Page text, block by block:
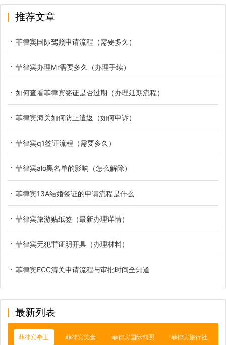
推荐文章
菲律宾国际驾照申请流程（需要多久）
菲律宾办理Mr需要多久（办理手续）
如何查看菲律宾签证是否过期（办理延期流程）
菲律宾海关如何防止遣返（如何申诉）
菲律宾q1签证流程（需要多久）
菲律宾alo黑名单的影响（怎么解除）
菲律宾13A结婚签证的申请流程是什么
菲律宾旅游贴纸签（最新办理详情）
菲律宾无犯罪证明开具（办理材料）
菲律宾ECC清关申请流程与审批时间全知道
最新列表
菲律宾拳王 菲律宾美食 菲律宾国际驾照 菲律宾旅行社